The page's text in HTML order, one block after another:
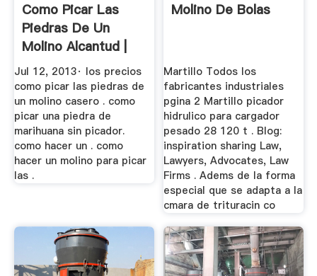
Como Picar Las
Piedras De Un
Molino Alcantud |
Worldcrushers
Jul 12, 2013· los precios
como picar las piedras de
un molino casero . como
picar una piedra de
marihuana sin picador.
como hacer un . como
hacer un molino para picar
las .
Molino De Bolas
Martillo Todos los
fabricantes industriales
pgina 2 Martillo picador
hidrulico para cargador
pesado 28 120 t . Blog:
inspiration sharing Law,
Lawyers, Advocates, Law
Firms . Adems de la forma
especial que se adapta a la
cmara de trituracin co